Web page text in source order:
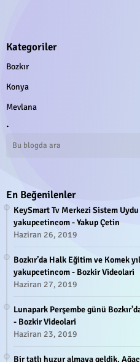
Kategoriler
Bozkır
Konya
Mevlana
.
En Beğenilenler
KeySmart Tv Merkezi Sistem
yakupcetincom - Yakup Çetin
Haziran 26, 2019
Bozkır’da Halk Eğitim ve Komek
yakupcetincom - Bozkir Videolari
Haziran 27, 2019
Lunapark Perşembe günü
- Bozkir Videolari
Haziran 23, 2019
Bir tatlı huzur almaya geldik.